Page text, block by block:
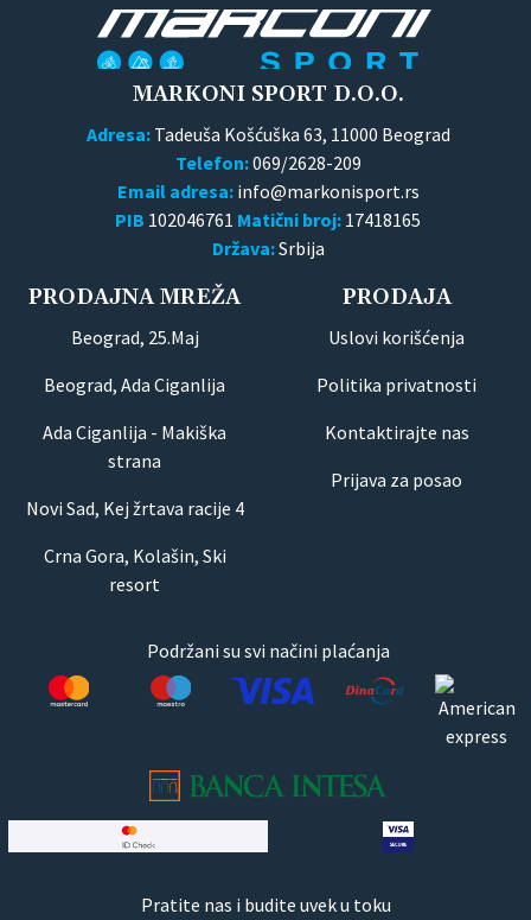
MARKONI SPORT D.O.O.
Adresa:Tadeuša Košćuška 63, 11000 Beograd
Telefon:069/2628-209
Email adresa:
PIB 102046761 Matični broj: 17418165
Država:Srbija
PRODAJNA MREŽA
Beograd, 25.Maj
Beograd, Ada Ciganlija
Ada Ciganlija - Makiška
strana
Novi Sad, Kej žrtava racije 4
Crna Gora, Kolašin, Ski
resort
PRODAJA
Uslovi korišćenja
Politika privatnosti
Kontaktirajte nas
Prijava za posao
Podržani su svi načini plaćanja
Pratite nas i budite uvek u toku